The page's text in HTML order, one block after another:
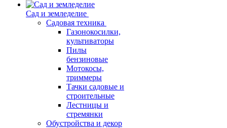
Сад и земледелие
Садовая техника
Газонокосилки,
культиваторы
Пилы
бензиновые
Мотокосы,
триммеры
Тачки садовые и
строительные
Лестницы и
стремянки
Обустройства и декор